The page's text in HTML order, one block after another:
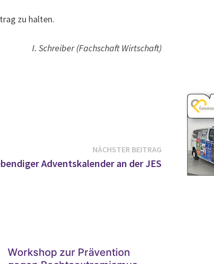
zu halten.
I. Schreiber (Fachschaft Wirtschaft)
NÄCHSTER BEITRAG Nächster
Adventskalender an der JES
Workshop zur Prävention